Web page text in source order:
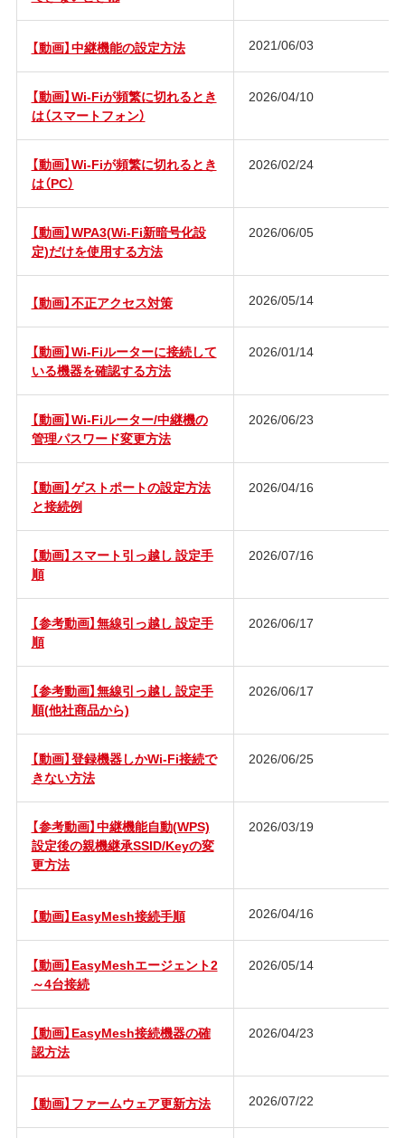
【動画】中継機能の設定方法 2021/06/03
【動画】Wi-Fiが頻繁に切れるとき
は（スマートフォン）
2026/04/10
【動画】Wi-Fiが頻繁に切れるとき
は（PC）
2026/02/24
【動画】WPA3(Wi-Fi新暗号化設
定)だけを使用する方法
2026/06/05
【動画】不正アクセス対策 2026/05/14
【動画】Wi-Fiルーターに接続して
いる機器を確認する方法
2026/01/14
【動画】Wi-Fiルーター/中継機の
管理パスワード変更方法
2026/06/23
【動画】ゲストポートの設定方法
と接続例
2026/04/16
【動画】スマート引っ越し 設定手
順
2026/07/16
【参考動画】無線引っ越し 設定手
順
2026/06/17
【参考動画】無線引っ越し 設定手
順(他社商品から)
2026/06/17
【動画】登録機器しかWi-Fi接続で
きない方法
2026/06/25
【参考動画】中継機能自動(WPS)
設定後の親機継承SSID/Keyの変
更方法
2026/03/19
【動画】EasyMesh接続手順 2026/04/16
【動画】EasyMeshエージェント2
～4台接続
2026/05/14
【動画】EasyMesh接続機器の確
認方法
2026/04/23
【動画】ファームウェア更新方法 2026/07/22